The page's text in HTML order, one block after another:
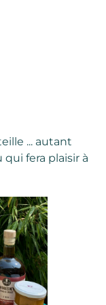
... autant
fera plaisir à